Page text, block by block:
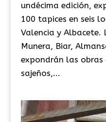
undécima edición,
100 tapices en seis
Valencia y Albacete.
Munera, Biar,
expondrán las obras
sajeños,...